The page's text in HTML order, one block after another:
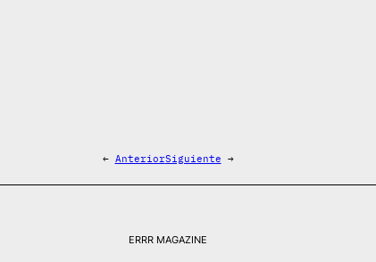
← AnteriorSiguiente →
ERRR MAGAZINE